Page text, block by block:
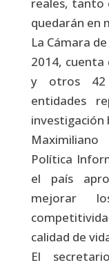
quedarán en
La Cámara
2014, cuenta
y otros 42
entidades
investigación
Política
el país
mejorar
calidad de
El